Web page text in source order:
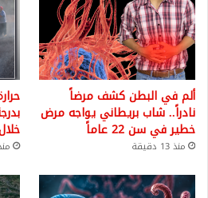
ألم في البطن كشف مرضاً
نادراً.. شاب بريطاني يواجه مرض
خطير في سن 22 عاماً
منذ 13 دقيقة منذ